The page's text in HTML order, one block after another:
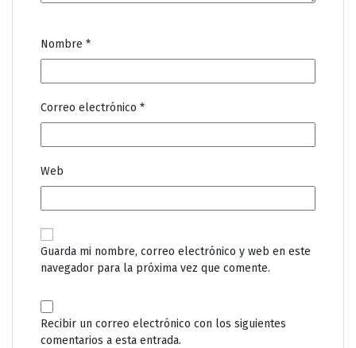
Nombre *
Correo electrónico *
Web
Guarda mi nombre, correo electrónico y web en este
navegador para la próxima vez que comente.
Recibir un correo electrónico con los siguientes
comentarios a esta entrada.